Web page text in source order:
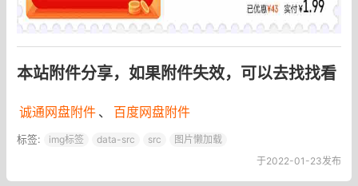
本站附件分享，如果附件失效，可以去找找看
诚通网盘附件 、 百度网盘附件
标签: img标签 data-src src
图片懒加载
于2022-01-23发布